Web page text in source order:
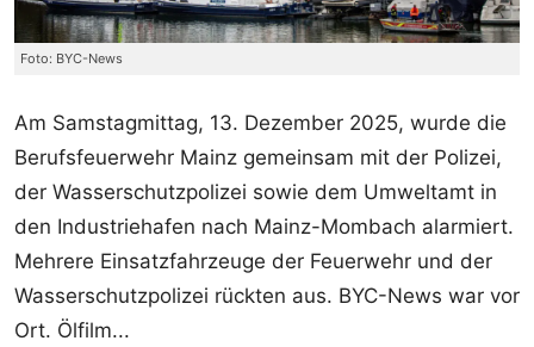
Foto: BYC-News
Am Samstagmittag, 13. Dezember 2025, wurde die
Berufsfeuerwehr Mainz gemeinsam mit der Polizei,
der Wasserschutzpolizei sowie dem Umweltamt in
den Industriehafen nach Mainz-Mombach alarmiert.
Mehrere Einsatzfahrzeuge der Feuerwehr und der
Wasserschutzpolizei rückten aus. BYC-News war vor
Ort. Ölfilm...